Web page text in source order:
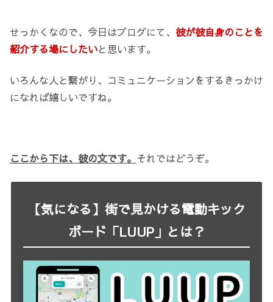
せっかくなので、今日はブログにて、 彼が彼自身のことを
紹介する場にしたいと思います。
いろんな人と繋がり、コミュニケーションをするきっかけ
になれば嬉しいですね。
ここから下は、彼の文です。 それではどうぞ。
【気になる】街で見かける電動キック
ボード「LUUP」とは？